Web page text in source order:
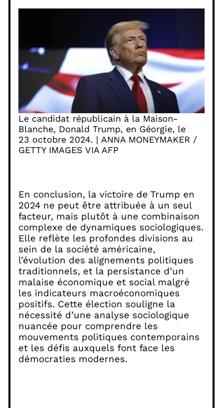
Le candidat républicain à la Maison-
Blanche, Donald Trump, en Géorgie, le
23 octobre 2024. | ANNA MONEYMAKER /
GETTY IMAGES VIA AFP
En conclusion, la victoire de Trump en
2024 ne peut être attribuée à un seul
facteur, mais plutôt à une combinaison
complexe de dynamiques sociologiques.
Elle reflète les profondes divisions au
sein de la société américaine,
l’évolution des alignements politiques
traditionnels, et la persistance d’un
malaise économique et social malgré
les indicateurs macroéconomiques
positifs. Cette élection souligne la
nécessité d’une analyse sociologique
nuancée pour comprendre les
mouvements politiques contemporains
et les défis auxquels font face les
démocraties modernes.